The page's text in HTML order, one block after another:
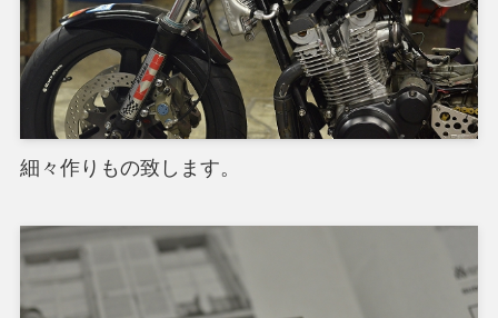
細々作りもの致します。